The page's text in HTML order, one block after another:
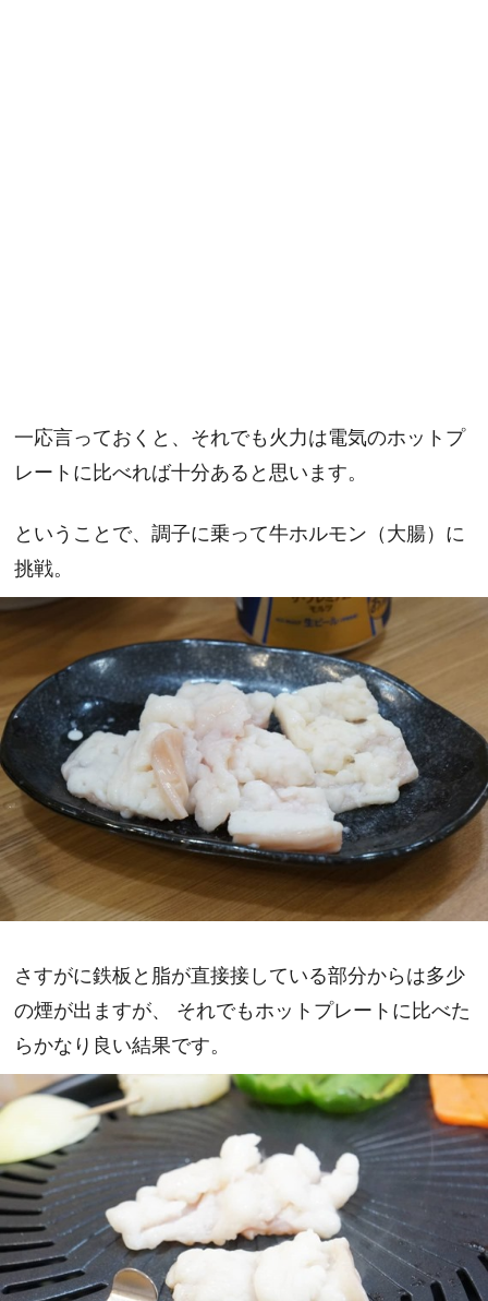
一応言っておくと、それでも火力は電気のホットプ
レートに比べれば十分あると思います。
ということで、調子に乗って牛ホルモン（大腸）に
挑戦。
さすがに鉄板と脂が直接接している部分からは多少
の煙が出ますが、 それでもホットプレートに比べた
らかなり良い結果です。